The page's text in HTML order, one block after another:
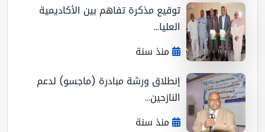
توقيع مذكرة تفاهم بين الأكاديمية
العليا...
منذ سنة
إنطلاق ورشة مبادرة (ماجسو) لدعم
النازحين...
منذ سنة